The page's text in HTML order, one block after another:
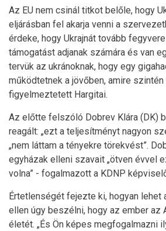
Az EU nem csinál titkot belőle, hogy
eljárásban fel akarja venni a
érdeke, hogy Ukrajnát tovább
támogatást adjanak számára és van
tervük az ukránoknak, hogy egy
működtetnek a jövőben, amire
figyelmeztetett Hargitai.
Az előtte felszóló Dobrev Klára (DK)
reagált: „ezt a teljesítményt nagyon
„nem láttam a tényekre törekvést”.
egyházak elleni szavait „ötven évvel
volna” - fogalmazott a KDNP
Értetlenségét fejezte ki, hogyan lehet
ellen úgy beszélni, hogy az ember az
életét. „És Ön képes megfogalmazni